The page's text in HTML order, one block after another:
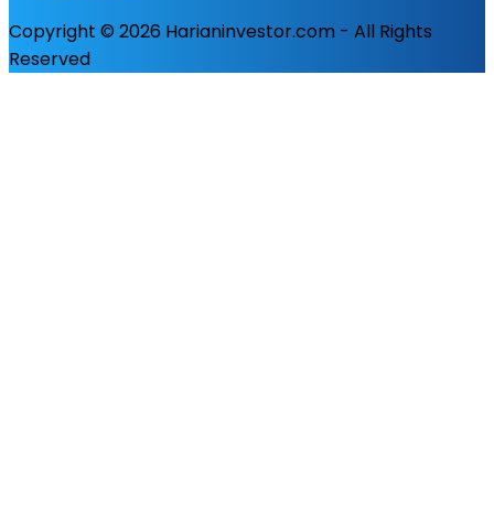
Copyright © 2026 Harianinvestor.com - All Rights
Reserved